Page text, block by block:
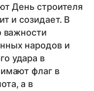
День строителя
и созидает. В
важности
народов и
удара в
флаг в
а в